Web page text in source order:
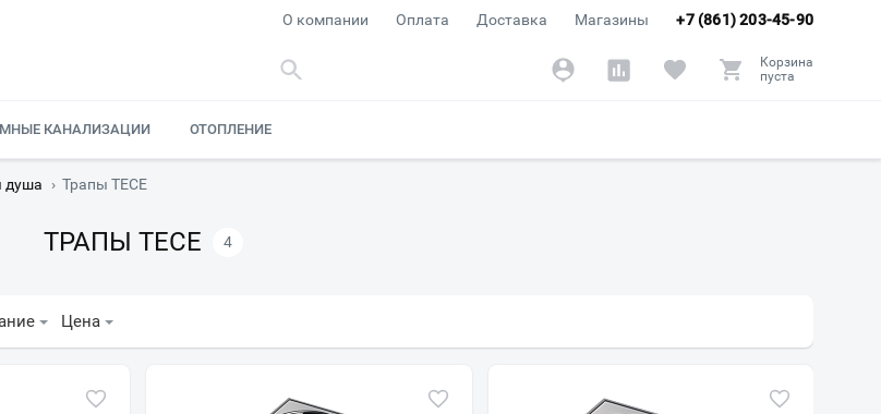
+7 (861) 203-45-90
О компании Оплата Доставка Магазины
Корзина
пуста
КАНАЛИЗАЦИИ ОТОПЛЕНИЕ
душа › Трапы TECE
ТРАПЫ TECE 4
Цена